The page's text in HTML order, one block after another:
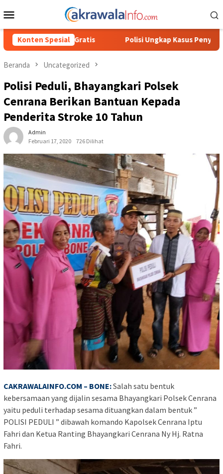
ke
Mobile
Konten Spesial
Polisi Ungkap Kasus Penyalahgunaan BBM Solar Subsidi,
Beranda Uncategorized
Polisi Peduli, Bhayangkari Polsek
Cenrana Berikan Bantuan Kepada
Penderita Stroke 10 Tahun
Admin
Februari 17, 2020
726 Dilihat
CAKRAWALAINFO.COM – BONE:Salah satu bentuk
kebersamaan yang dijalin sesama Bhayangkari Polsek Cenrana
yaitu peduli terhadap sesama dituangkan dalam bentuk ”
POLISI PEDULI ” dibawah komando Kapolsek Cenrana Iptu
Fahri dan Ketua Ranting Bhayangkari Cenrana Ny Hj. Ratna
Fahri.